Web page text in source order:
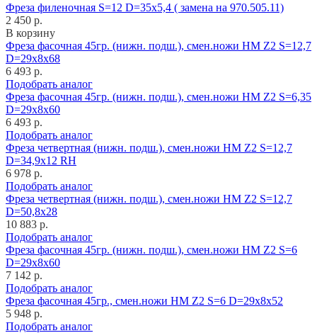
Фреза филеночная S=12 D=35x5,4 ( замена на 970.505.11)
2 450 р.
В корзину
Фреза фасочная 45гр. (нижн. подш.), смен.ножи HM Z2 S=12,7
D=29x8x68
6 493 р.
Подобрать аналог
Фреза фасочная 45гр. (нижн. подш.), смен.ножи HM Z2 S=6,35
D=29x8x60
6 493 р.
Подобрать аналог
Фреза четвертная (нижн. подш.), смен.ножи HM Z2 S=12,7
D=34,9x12 RH
6 978 р.
Подобрать аналог
Фреза четвертная (нижн. подш.), смен.ножи HM Z2 S=12,7
D=50,8x28
10 883 р.
Подобрать аналог
Фреза фасочная 45гр. (нижн. подш.), смен.ножи HM Z2 S=6
D=29x8x60
7 142 р.
Подобрать аналог
Фреза фасочная 45гр., смен.ножи HM Z2 S=6 D=29x8x52
5 948 р.
Подобрать аналог